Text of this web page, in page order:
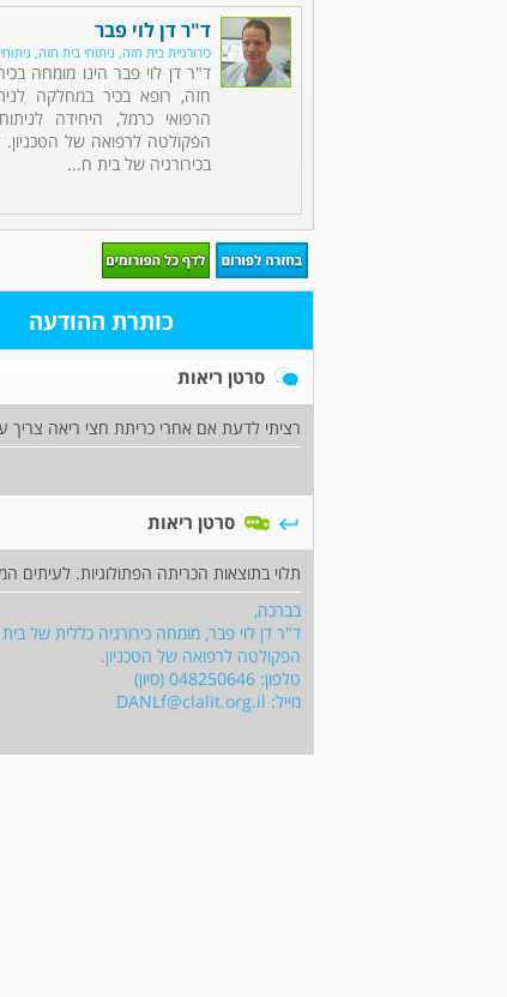
ד"ר דן לוי פבר
כירורגיית בית חזה, ניתוחי בית חזה,
ד"ר דן לוי פבר הינו מומחה
חזה, רופא בכיר במחלקה
הרפואי כרמל, היחידה
הפקולטה לרפואה של
בכירורגיה של בית ח...
כותרת ההודעה
סרטן ריאות
רציתי לדעת אם אחרי כריתת חצי ריאה צריך
סרטן ריאות
תלוי בתוצאות הכריתה הפתולוגיות. לעיתים
בברכה,
ד"ר דן לוי פבר, מומחה כירורגיה כללית של
הפקולטה לרפואה של הטכניון.
טלפון: 048250646 (סיון)
מייל: DANLf@clalit.org.il